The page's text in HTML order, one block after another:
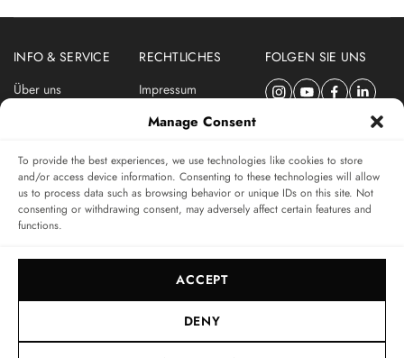
Manage Consent
To provide the best experiences, we use technologies like cookies to store
and/or access device information. Consenting to these technologies will allow
us to process data such as browsing behavior or unique IDs on this site. Not
consenting or withdrawing consent, may adversely affect certain features and
functions.
ACCEPT
DENY
INFO & SERVICE
Über uns
RECHTLICHES
Impressum
Datenschutzerklärung
FOLGEN SIE UNS
ABONNIEREN SIE DEN SWISSWATCHES NEWSLETTER
Das unabhängige Magazin für Uhren-Connaisseurs
SUBSCRIBE